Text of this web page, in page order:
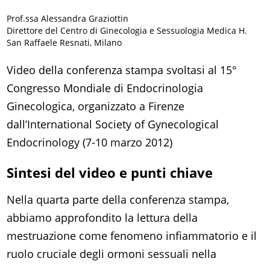
Prof.ssa Alessandra Graziottin
Direttore del Centro di Ginecologia e Sessuologia Medica H.
San Raffaele Resnati, Milano
Video della conferenza stampa svoltasi al 15°
Congresso Mondiale di Endocrinologia
Ginecologica, organizzato a Firenze
dall’International Society of Gynecological
Endocrinology (7-10 marzo 2012)
Sintesi del video e punti chiave
Nella quarta parte della conferenza stampa,
abbiamo approfondito la lettura della
mestruazione come fenomeno infiammatorio e il
ruolo cruciale degli ormoni sessuali nella